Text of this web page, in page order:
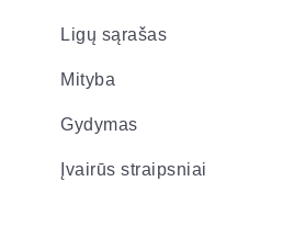
Ligų sąrašas
Mityba
Gydymas
Įvairūs straipsniai